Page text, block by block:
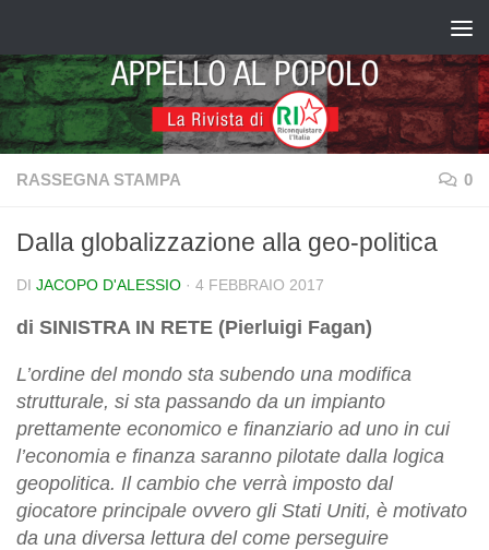
RASSEGNA STAMPA 0
Dalla globalizzazione alla geo-politica
DI JACOPO D'ALESSIO · 4 FEBBRAIO 2017
di SINISTRA IN RETE (Pierluigi Fagan)
L’ordine del mondo sta subendo una modifica
strutturale, si sta passando da un impianto
prettamente economico e finanziario ad uno in cui
l’economia e finanza saranno pilotate dalla logica
geopolitica. Il cambio che verrà imposto dal
giocatore principale ovvero gli Stati Uniti, è motivato
da una diversa lettura del come perseguire